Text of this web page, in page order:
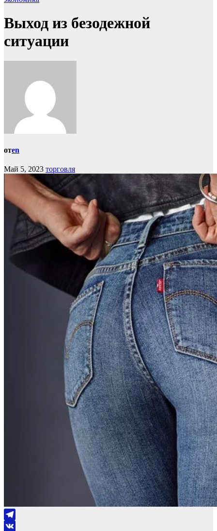
Выход из безодежной
ситуации
отen
Май 5, 2023 торговля
Telegram